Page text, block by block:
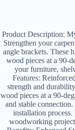
Product Description:
Strengthen your
angle brackets. These
wood pieces at a 90-
your furniture,
Features:
strength and
wood pieces at a 90-
and stable
installation
woodworking